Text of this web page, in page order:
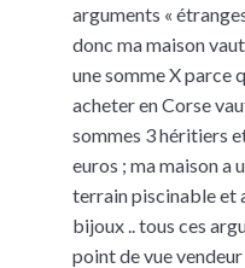
arguments «
donc ma maison
une somme X parce
acheter en Corse
sommes 3 héritiers
euros ; ma maison a
terrain piscinable et
bijoux .. tous ces
point de vue